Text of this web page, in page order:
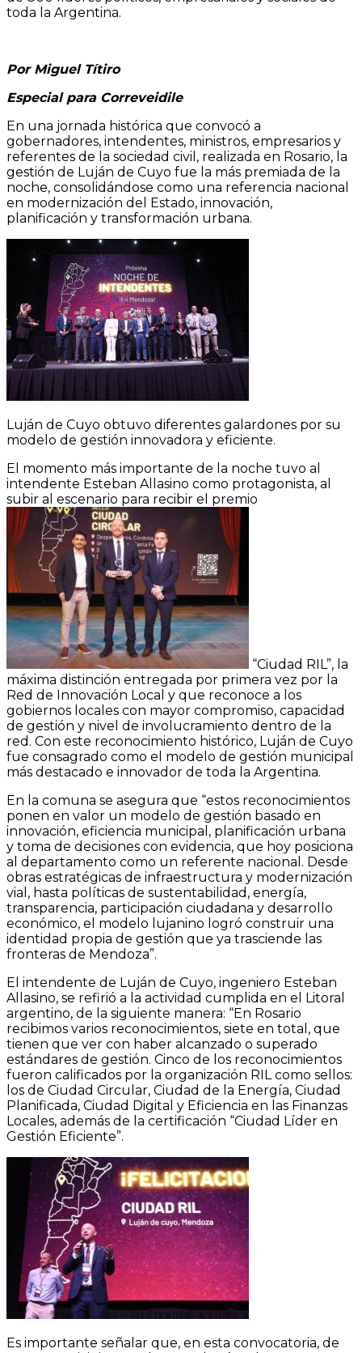
toda la Argentina.
Por Miguel Títiro
Especial para Correveidile
En una jornada histórica que convocó a
gobernadores, intendentes, ministros, empresarios y
referentes de la sociedad civil, realizada en Rosario, la
gestión de Luján de Cuyo fue la más premiada de la
noche, consolidándose como una referencia nacional
en modernización del Estado, innovación,
planificación y transformación urbana.
Luján de Cuyo obtuvo diferentes galardones por su
modelo de gestión innovadora y eficiente.
El momento más importante de la noche tuvo al
intendente Esteban Allasino como protagonista, al
subir al escenario para recibir el premio
“Ciudad RIL”, la
máxima distinción entregada por primera vez por la
Red de Innovación Local y que reconoce a los
gobiernos locales con mayor compromiso, capacidad
de gestión y nivel de involucramiento dentro de la
red. Con este reconocimiento histórico, Luján de Cuyo
fue consagrado como el modelo de gestión municipal
más destacado e innovador de toda la Argentina.
En la comuna se asegura que “estos reconocimientos
ponen en valor un modelo de gestión basado en
innovación, eficiencia municipal, planificación urbana
y toma de decisiones con evidencia, que hoy posiciona
al departamento como un referente nacional. Desde
obras estratégicas de infraestructura y modernización
vial, hasta políticas de sustentabilidad, energía,
transparencia, participación ciudadana y desarrollo
económico, el modelo lujanino logró construir una
identidad propia de gestión que ya trasciende las
fronteras de Mendoza”.
El intendente de Luján de Cuyo, ingeniero Esteban
Allasino, se refirió a la actividad cumplida en el Litoral
argentino, de la siguiente manera: “En Rosario
recibimos varios reconocimientos, siete en total, que
tienen que ver con haber alcanzado o superado
estándares de gestión. Cinco de los reconocimientos
fueron calificados por la organización RIL como sellos:
los de Ciudad Circular, Ciudad de la Energía, Ciudad
Planificada, Ciudad Digital y Eficiencia en las Finanzas
Locales, además de la certificación “Ciudad Líder en
Gestión Eficiente”.
Es importante señalar que, en esta convocatoria, de